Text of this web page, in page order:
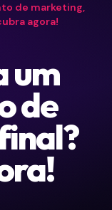
de marketing,
agora!
um
de